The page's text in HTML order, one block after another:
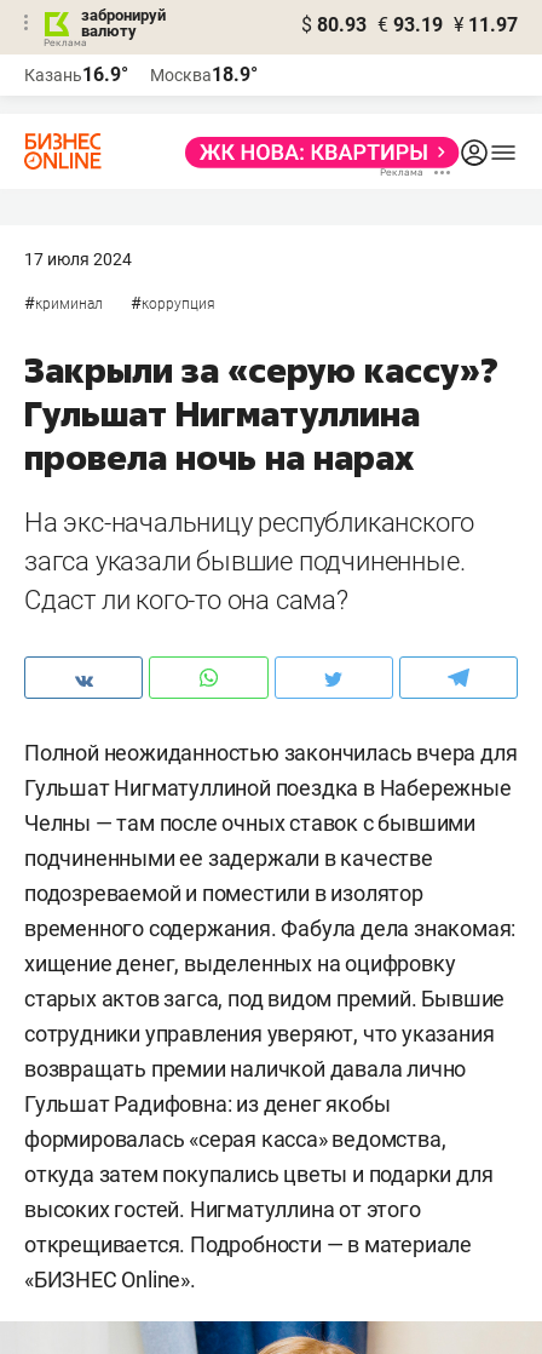
забронируй
валюту
$ 80.93 € 93.19 ¥ 11.97
Казань16.9° Москва18.9°
17 июля 2024
#криминал #коррупция
Закрыли за «серую кассу»?
Гульшат Нигматуллина
провела ночь на нарах
На экс-начальницу республиканского
загса указали бывшие подчиненные.
Сдаст ли кого-то она сама?
Полной неожиданностью закончилась вчера для
Гульшат Нигматуллиной поездка в Набережные
Челны — там после очных ставок с бывшими
подчиненными ее задержали в качестве
подозреваемой и поместили в изолятор
временного содержания. Фабула дела знакомая:
хищение денег, выделенных на оцифровку
старых актов загса, под видом премий. Бывшие
сотрудники управления уверяют, что указания
возвращать премии наличкой давала лично
Гульшат Радифовна: из денег якобы
формировалась «серая касса» ведомства,
откуда затем покупались цветы и подарки для
высоких гостей. Нигматуллина от этого
открещивается. Подробности — в материале
«БИЗНЕС Online».